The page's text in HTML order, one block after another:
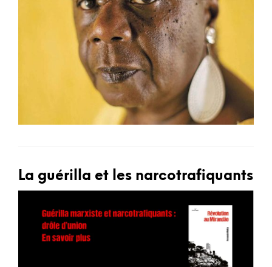
La guérilla et les narcotrafiquants